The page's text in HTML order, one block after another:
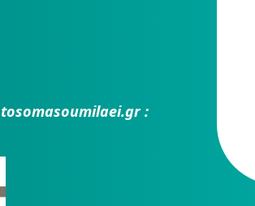
tosomasoumilaei.gr :